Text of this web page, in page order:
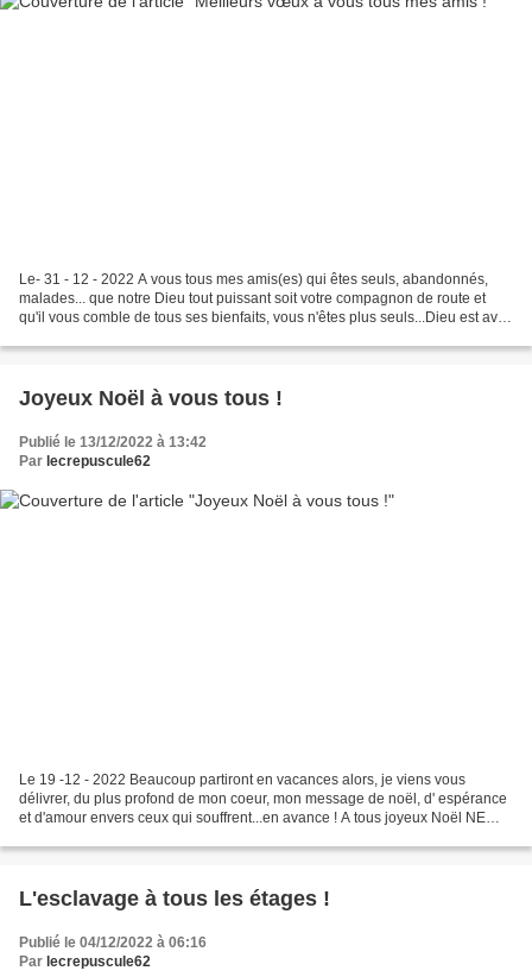
Le- 31 - 12 - 2022 A vous tous mes amis(es) qui êtes seuls, abandonnés,
malades... que notre Dieu tout puissant soit votre compagnon de route et
qu'il vous comble de tous ses bienfaits, vous n'êtes plus seuls...Dieu est avec
Joyeux Noël à vous tous !
Publié le 13/12/2022 à 13:42
Par lecrepuscule62
Le 19 -12 - 2022 Beaucoup partiront en vacances alors, je viens vous
délivrer, du plus profond de mon coeur, mon message de noël, d' espérance
et d'amour envers ceux qui souffrent...en avance ! A tous joyeux Noël NE
L'esclavage à tous les étages !
Publié le 04/12/2022 à 06:16
Par lecrepuscule62